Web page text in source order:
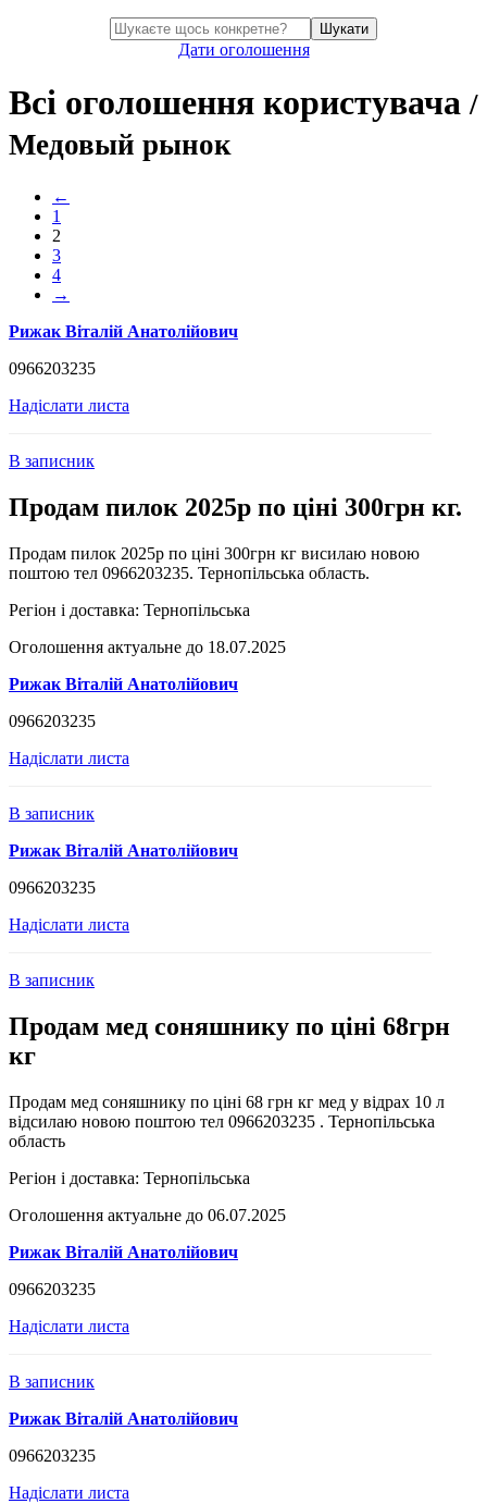
Шукати
Дати оголошення
Всі оголошення користувача/
Медовый рынок
←
1
2
3
4
→
Рижак Віталій Анатолійович
0966203235
Надіслати листа
В записник
Продам пилок 2025р по ціні 300грн кг.
Продам пилок 2025р по ціні 300грн кг висилаю новою
поштою тел 0966203235. Тернопільська область.
Регіон і доставка: Тернопільська
Оголошення актуальне до 18.07.2025
Рижак Віталій Анатолійович
0966203235
Надіслати листа
В записник
Рижак Віталій Анатолійович
0966203235
Надіслати листа
В записник
Продам мед соняшнику по ціні 68грн
кг
Продам мед соняшнику по ціні 68 грн кг мед у відрах 10 л
відсилаю новою поштою тел 0966203235 . Тернопільська
область
Регіон і доставка: Тернопільська
Оголошення актуальне до 06.07.2025
Рижак Віталій Анатолійович
0966203235
Надіслати листа
В записник
Рижак Віталій Анатолійович
0966203235
Надіслати листа